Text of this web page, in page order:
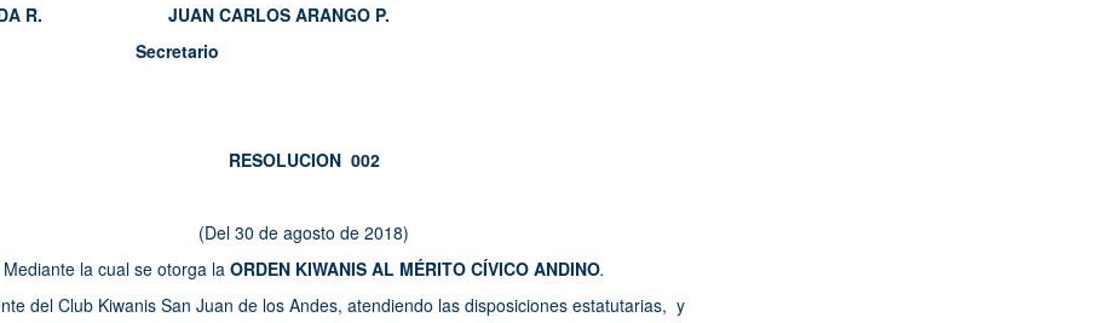
R. JUAN CARLOS ARANGO P.
Secretario
RESOLUCION 002
(Del 30 de agosto de 2018)
Mediante la cual se otorga la ORDEN KIWANIS AL MÉRITO CÍVICO ANDINO.
del Club Kiwanis San Juan de los Andes, atendiendo las disposiciones estatutarias, y